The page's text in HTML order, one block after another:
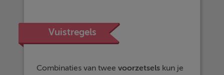
Vuistregels
Combinaties van tweevoorzetsels kun je